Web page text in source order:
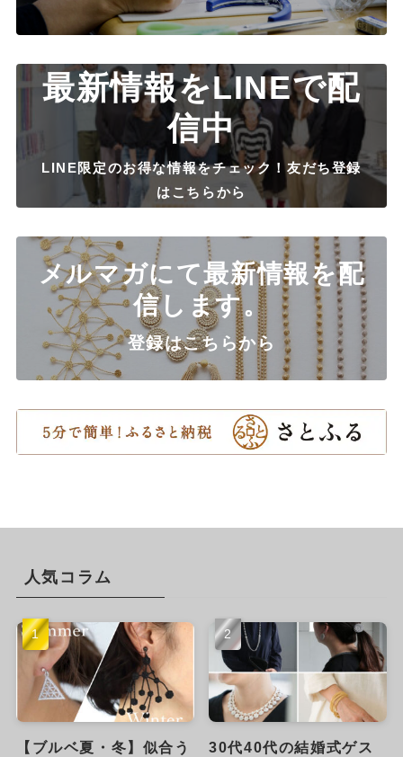
最新情報をLINEで配
信中
LINE限定のお得な情報をチェック！友だち登録
はこちらから
メルマガにて最新情報を配
信します。
登録はこちらから
人気コラム
【ブルベ夏・冬】似合う
30代40代の結婚式ゲス